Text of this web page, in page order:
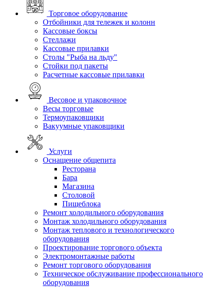
Торговое оборудование
Отбойники для тележек и колонн
Кассовые боксы
Стеллажи
Кассовые прилавки
Столы "Рыба на льду"
Стойки под пакеты
Расчетные кассовые прилавки
Весовое и упаковочное
Весы торговые
Термоупаковщики
Вакуумные упаковщики
Услуги
Оснащение общепита
Ресторана
Бара
Магазина
Столовой
Пищеблока
Ремонт холодильного оборудования
Монтаж холодильного оборудования
Монтаж теплового и технологического
оборудования
Проектирование торгового объекта
Электромонтажные работы
Ремонт торгового оборудования
Техническое обслуживание профессионального
оборудования